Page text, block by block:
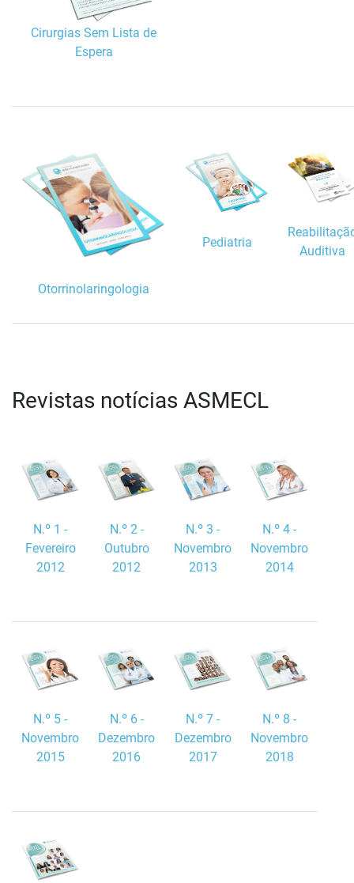
Cirurgias Sem Lista de
Espera
Otorrinolaringologia
Pediatria
Auditiva
Revistas notícias ASMECL
N.º 1 -
Fevereiro
2012
N.º 2 -
Outubro
2012
N.º 3 -
Novembro
2013
N.º 4 -
Novembro
2014
N.º 5 -
Novembro
2015
N.º 6 -
Dezembro
2016
N.º 7 -
Dezembro
2017
N.º 8 -
Novembro
2018